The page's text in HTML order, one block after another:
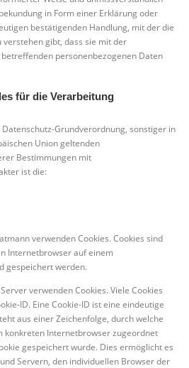
in Form einer Erklärung oder
bestätigenden Handlung, mit der die
verstehen gibt, dass sie mit der
personenbezogenen Daten
für die Verarbeitung
Grundverordnung, sonstiger in
Union geltenden
Bestimmungen mit
ist die:
verwenden Cookies. Cookies sind
Internetbrowser auf einem
gespeichert werden.
verwenden Cookies. Viele Cookies
ID. Eine Cookie-ID ist eine eindeutige
aus einer Zeichenfolge, durch welche
konkreten Internetbrowser zugeordnet
gespeichert wurde. Dies ermöglicht es
Servern, den individuellen Browser der